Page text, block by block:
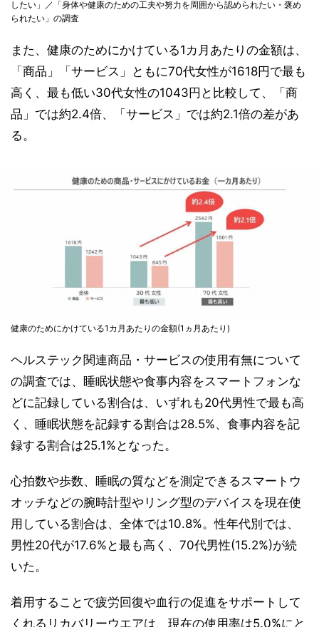
したい」／「身体や健康のための工夫や努力を周囲から認められたい・褒め
られたい」の調査
また、健康のためにかけている1カ月あたりの金額は、
「商品」「サービス」ともに70代女性が1618円で最も
高く、最も低い30代女性の1043円と比較して、「商
品」では約2.4倍、「サービス」では約2.1倍の差があ
る。
健康のためにかけている1カ月あたりの金額(1ヵ月あたり)
ヘルステック関連商品・サービスの使用有無について
の調査では、睡眠状態や食事内容をスマートフォンな
どに記録している割合は、いずれも20代男性で最も高
く、睡眠状態を記録する割合は28.5%、食事内容を記
録する割合は25.1%となった。
心拍数や歩数、睡眠の質などを測定できるスマートウ
オッチなどの腕時計型やリング型のデバイスを現在使
用している割合は、全体では10.8%。性年代別では、
男性20代が17.6%と最も高く、70代男性(15.2%)が続
いた。
着用することで疲労回復や血行の促進をサポートして
くれるリカバリーウエアは、現在の使用率は5.0%にと